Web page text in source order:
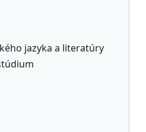
jazyka a literatúry